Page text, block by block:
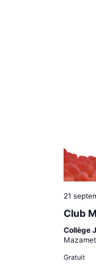
21
Club
Collège
Mazamet
Gratuit